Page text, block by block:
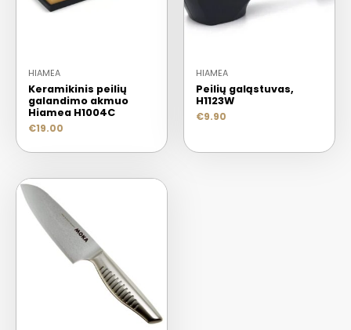
HIAMEA
Keramikinis peilių
galandimo akmuo
Hiamea H1004C
€19.00
HIAMEA
Peilių galąstuvas,
H1123W
€9.90